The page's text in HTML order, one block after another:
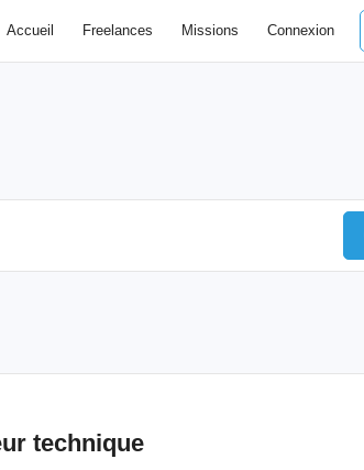
Accueil Freelances Missions Connexion
technique